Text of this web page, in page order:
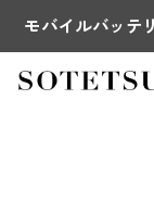
モバイルバッテ